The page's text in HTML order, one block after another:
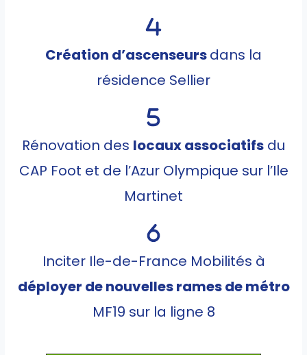
Création d’ascenseursdans la
résidence Sellier
Rénovation des locaux associatifs du
CAP Foot et de l’Azur Olympique sur l’Ile
Martinet
Inciter Ile-de-France Mobilités à
déployer de nouvelles rames de métro
MF19 sur la ligne 8